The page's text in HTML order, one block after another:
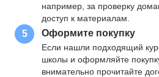
например, за проверку
доступ к материалам.
5 Оформите покупку
Если нашли подходящий
школы и оформляйте
внимательно прочитайте